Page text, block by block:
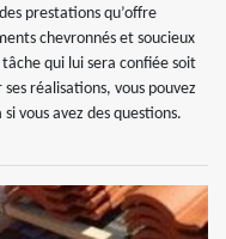
prestations qu’offre
chevronnés et soucieux
qui lui sera confiée soit
réalisations, vous pouvez
vous avez des questions.